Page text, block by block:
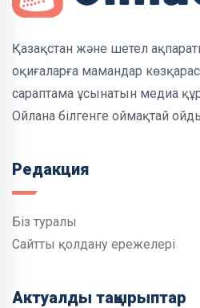
Қазақстан және шетел
оқиғаларға мамандар
сараптама ұсынатын медиа
Ойлана білгенге оймақтай
Редакция
Біз туралы
Сайтты қолдану ережелері
Актуалды тақырыптар